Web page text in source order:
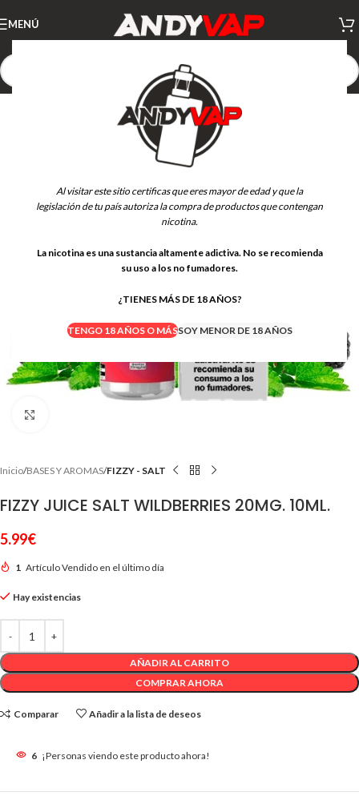
Al visitar este sitio certificas que eres mayor de edad y que la
legislación de tu país autoriza la compra de productos que contengan
nicotina.
La nicotina es una sustancia altamente adictiva. No se recomienda
su uso a los no fumadores.
¿TIENES MÁS DE 18 AÑOS?
TENGO 18 AÑOS O MÁSSOY MENOR DE 18 AÑOS
MENÚ
Inicio BASES Y AROMAS FIZZY - SALT
FIZZY JUICE SALT WILDBERRIES 20MG. 10ML.
5.99€
1 Artículo Vendido en el último día
Hay existencias
AÑADIR AL CARRITO
COMPRAR AHORA
Comparar Añadir a la lista de deseos
6 ¡Personas viendo este producto ahora!